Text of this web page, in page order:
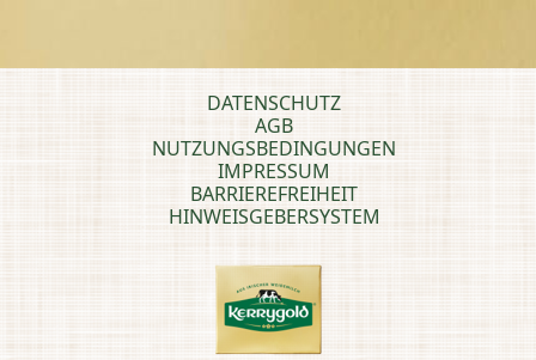
DATENSCHUTZ
AGB
NUTZUNGSBEDINGUNGEN
IMPRESSUM
BARRIEREFREIHEIT
HINWEISGEBERSYSTEM